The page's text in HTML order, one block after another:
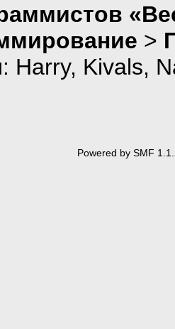
Попытка
КонецЕсли;
>
Harry, Kivals,
Powered by SMF